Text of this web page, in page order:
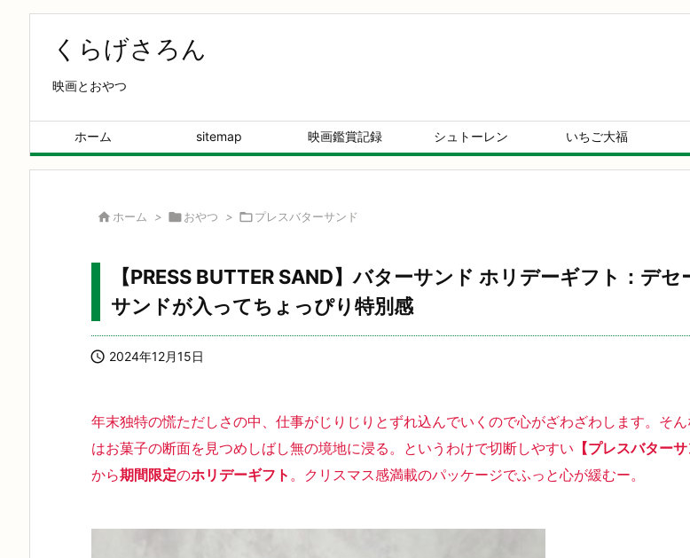
くらげさろん
映画とおやつ
ホーム sitemap 映画鑑賞記録 シュトーレン いちご大福
 ホーム > おやつ > プレスバターサンド
【PRESS BUTTER SAND】バターサンド ホリデーギフト：デセ
サンドが入ってちょっぴり特別感
 2024年12月15日
年末独特の慌ただしさの中、仕事がじりじりとずれ込んでいくので心がざわざわします。そん
はお菓子の断面を見つめしばし無の境地に浸る。というわけで切断しやすい 【プレスバターサ
から期間限定のホリデーギフト 。クリスマス感満載のパッケージでふっと心が緩むー。